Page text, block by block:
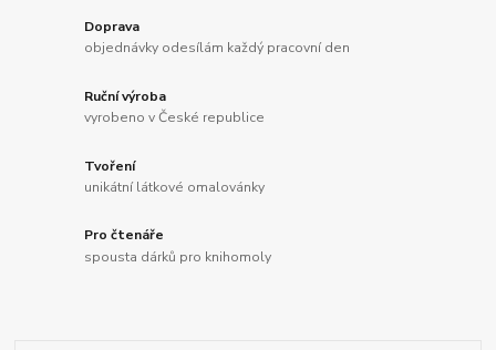
Doprava
objednávky odesílám každý pracovní den
Ruční výroba
vyrobeno v České republice
Tvoření
unikátní látkové omalovánky
Pro čtenáře
spousta dárků pro knihomoly